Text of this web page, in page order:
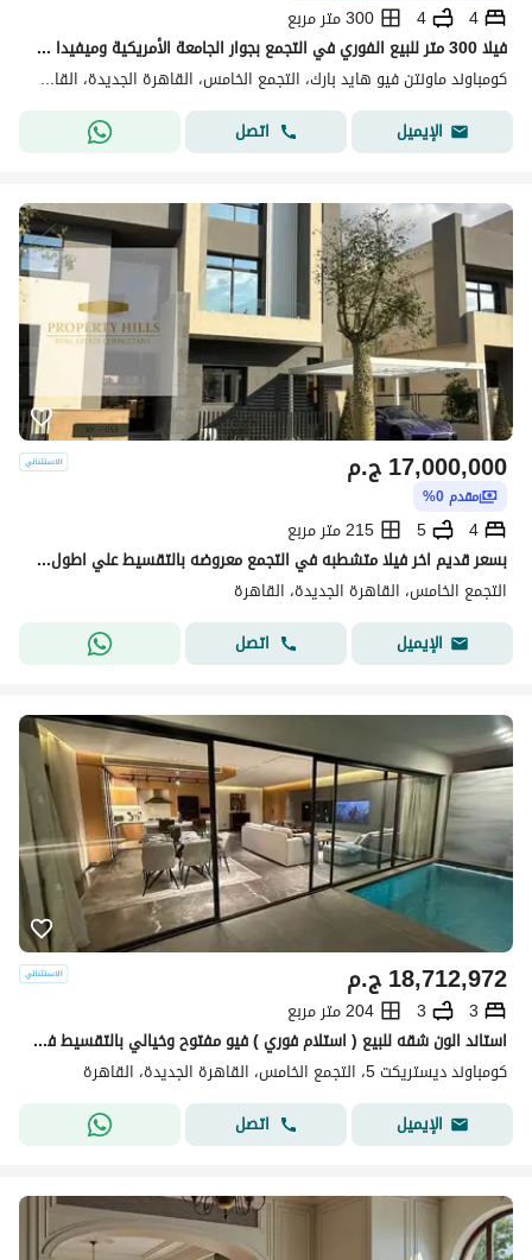
4
4
300 متر مربع
فيلا 300 متر للبيع الفوري في التجمع بجوار الجامعة الأمريكية وميفيدا مباشرة جاهزة علي ارض الواقع تقدر تسكن فيها خلال ايام
كومباوند ماونتن فيو هايد بارك، التجمع الخامس، القاهرة الجديدة، القاهرة
الإيميل
اتصل
ج.م17,000,000
مقدم 0%
4
5
215 متر مربع
بسعر قديم اخر فيلا متشطبه في التجمع معروضه بالتقسيط علي اطول فتره سداد
التجمع الخامس، القاهرة الجديدة، القاهرة
الإيميل
اتصل
ج.م18,712,972
3
3
204 متر مربع
استاند الون شقه للبيع ( استلام فوري ) فيو مفتوح وخيالي بالتقسيط في كمبوند ديستركت 5 في التجمع الخامس بجوار نيو قطاميه
كومباوند ديستريكت 5، التجمع الخامس، القاهرة الجديدة، القاهرة
الإيميل
اتصل